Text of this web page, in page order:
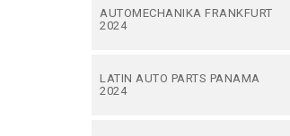
AUTOMECHANIKA FRANKFURT
2024
LATIN AUTO PARTS PANAMA
2024